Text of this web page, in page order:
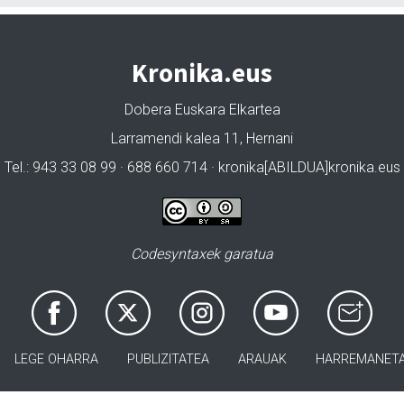
Kronika.eus
Dobera Euskara Elkartea
Larramendi kalea 11, Hernani
Tel.: 943 33 08 99 · 688 660 714 · kronika[ABILDUA]kronika.eus
Codesyntaxek garatua
LEGE OHARRA PUBLIZITATEA ARAUAK